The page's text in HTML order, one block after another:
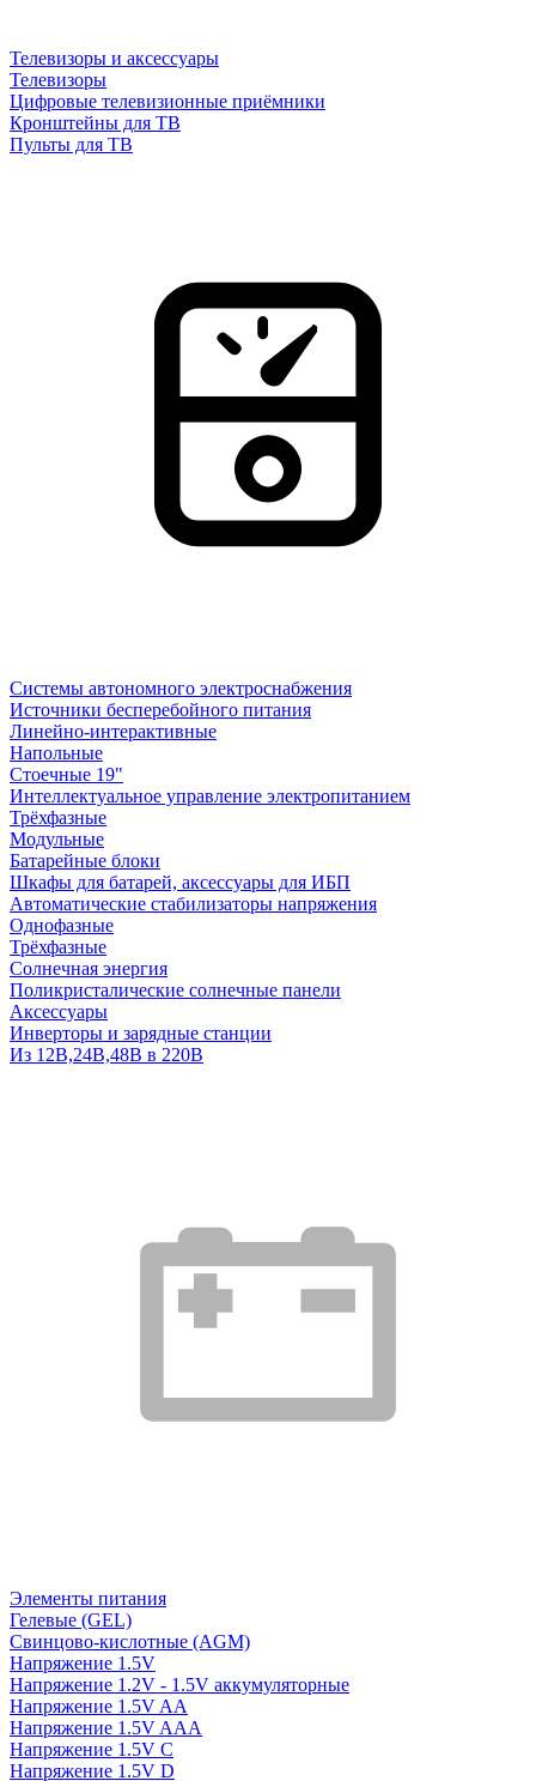
Телевизоры и аксессуары
Телевизоры
Цифровые телевизионные приёмники
Кронштейны для ТВ
Пульты для ТВ
Системы автономного электроснабжения
Источники бесперебойного питания
Линейно-интерактивные
Напольные
Стоечные 19"
Интеллектуальное управление электропитанием
Трёхфазные
Модульные
Батарейные блоки
Шкафы для батарей, аксессуары для ИБП
Автоматические стабилизаторы напряжения
Однофазные
Трёхфазные
Солнечная энергия
Поликристалические солнечные панели
Аксессуары
Инверторы и зарядные станции
Из 12В,24В,48В в 220В
Элементы питания
Гелевые (GEL)
Свинцово-кислотные (AGM)
Напряжение 1.5V
Напряжение 1.2V - 1.5V аккумуляторные
Напряжение 1.5V AA
Напряжение 1.5V AAA
Напряжение 1.5V C
Напряжение 1.5V D